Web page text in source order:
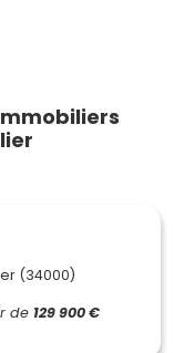
(34000)
de 129 900 €